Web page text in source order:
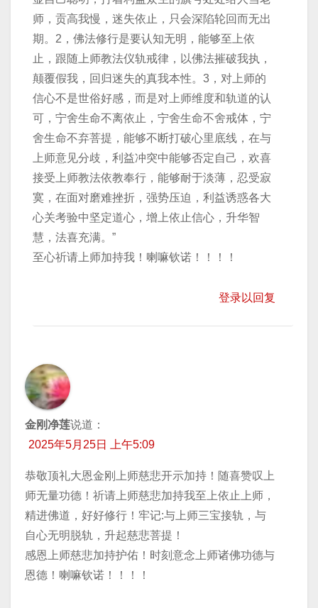
师，贡高我慢，迷失依止，只会深陷轮回而无出
期。2，佛法修行是要认知无明，能够至上依
止，跟随上师教法仪轨戒律，以佛法摧破我执，
颠覆假我，回归迷失的真我本性。3，对上师的
信心不是世俗好感，而是对上师维度和轨道的认
可，宁舍生命不离依止，宁舍生命不舍戒体，宁
舍生命不弃菩提，能够不断打破心里底线，在与
上师意见分歧，利益冲突中能够否定自己，欢喜
接受上师教法依教奉行，能够耐于淡薄，忍受寂
寞，在面对磨难挫折，强势压迫，利益诱惑各大
心关考验中坚定道心，增上依止信心，升华智
慧，法喜充满。”
至心祈请上师加持我！喇嘛钦诺！！！！
登录以回复
金刚净莲说道：
2025年5月25日 上午5:09
恭敬顶礼大恩金刚上师慈悲开示加持！随喜赞叹上
师无量功德！祈请上师慈悲加持我至上依止上师，
精进佛道，好好修行！牢记:与上师三宝接轨，与
自心无明脱轨，升起慈悲菩提！
感恩上师慈悲加持护佑！时刻意念上师诸佛功德与
恩德！喇嘛钦诺！！！！